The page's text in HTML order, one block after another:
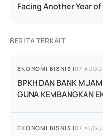
Facing Another Year
BERITA TERKAIT
EKONOMI BISNIS |07
BPKH DAN BANK
GUNA KEMBANGKAN
EKONOMI BISNIS |07